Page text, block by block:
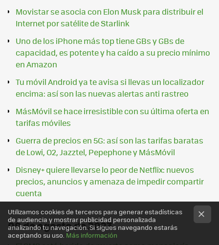
Movistar se asocia con Elon Musk para distribuir el
Internet por satélite de Starlink
Uno de los iPhone más top tiene GBs y GBs de
capacidad, es potente y ha caído a su precio mínimo
en Amazon
Tu móvil Android ya te avisa si llevas un localizador
encima: así son las nuevas alertas anti rastreo
MásMóvil se hace irresistible con su última oferta en
tarifas móviles
Guerra de precios en 5G: así son las tarifas baratas
de Lowi, O2, Jazztel, Pepephone y MásMóvil
Disney+ quiere llevarse lo peor de Netflix: nuevos
precios, anuncios y amenaza de impedir compartir
cuenta
09 de agosto de 2023
Utilizamos cookies de terceros para generar estadísticas
de audiencia y mostrar publicidad personalizada
analizando tu navegación. Si sigues navegando estarás
aceptando su uso. Más información